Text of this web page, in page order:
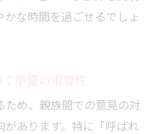
な時間を過ごせるでしょ
め、親族間での意見の対
あります。特に「呼ばれ